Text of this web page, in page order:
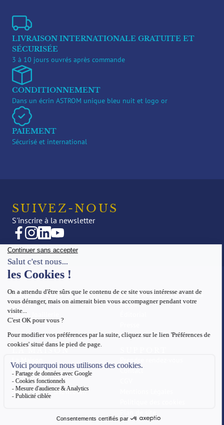
LIVRAISON INTERNATIONALE GRATUITE ET
SÉCURISÉE
3 à 10 jours ouvrés après commande
CONDITIONNEMENT
Dans un écrin ASTROM unique bleu nuit et logo or
PAIEMENT
Sécurisé et international
SUIVEZ-NOUS
S'inscrire à la newsletter
CRÉATIONS
Joaillerie
Haute Joaillerie
LA MAISON
Nos valeurs
Notre savoir-faire
Appartement Showroom
NOTRE UNIVERS
Actualités
Contact